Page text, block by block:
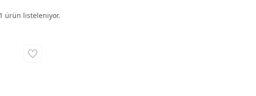
1 ürün listeleniyor.